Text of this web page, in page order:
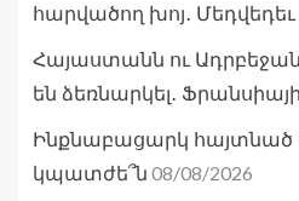
հարվածող խոյ․ Մեդվեդեւ
Հայաստանն ու
են ձեռնարկել․
Ինքնաբացարկ
կպատժե՞ն 08/08/2026